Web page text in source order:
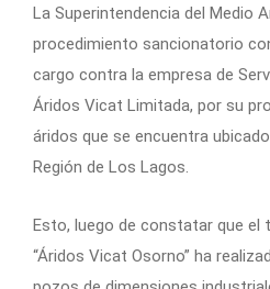
La Superintendencia del Medio
procedimiento sancionatorio
cargo contra la empresa de
Áridos Vicat Limitada, por su
áridos que se encuentra
Región de Los Lagos.
Esto, luego de constatar que el
“Áridos Vicat Osorno” ha